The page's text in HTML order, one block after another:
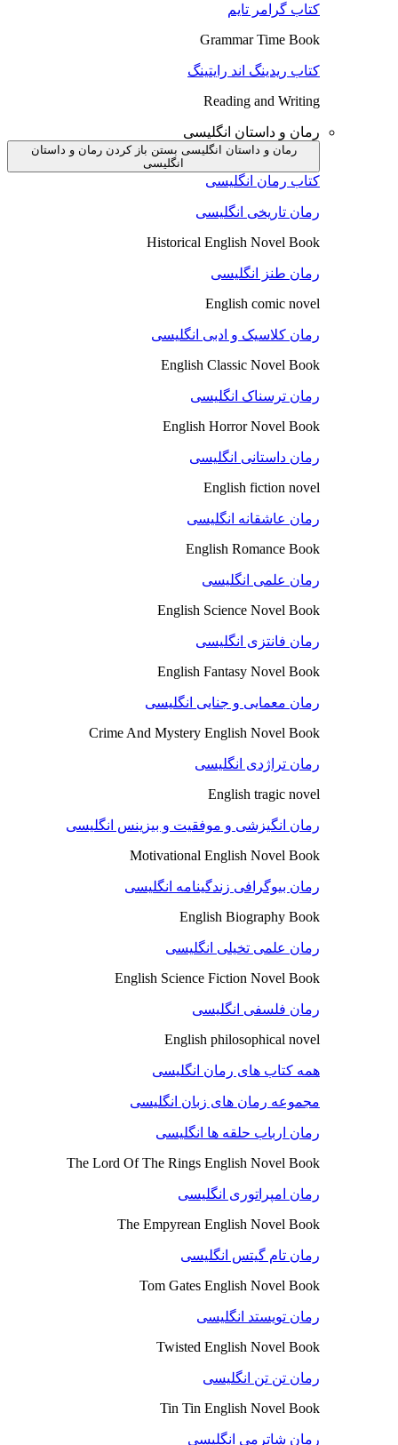
کتاب گرامر تایم
Grammar Time Book
کتاب ریدینگ اند رایتینگ
Reading and Writing
رمان و داستان انگلیسی
رمان و داستان انگلیسی بستن باز کردن رمان و داستان
انگلیسی
کتاب رمان انگلیسی
رمان تاریخی انگلیسی
Historical English Novel Book
رمان طنز انگلیسی
English comic novel
رمان کلاسیک و ادبی انگلیسی
English Classic Novel Book
رمان ترسناک انگلیسی
English Horror Novel Book
رمان داستانی انگلیسی
English fiction novel
رمان عاشقانه انگلیسی
English Romance Book
رمان علمی انگلیسی
English Science Novel Book
رمان فانتزی انگلیسی
English Fantasy Novel Book
رمان معمایی و جنایی انگلیسی
Crime And Mystery English Novel Book
رمان تراژدی انگلیسی
English tragic novel
رمان انگیزشی و موفقیت و بیزینس انگلیسی
Motivational English Novel Book
رمان بیوگرافی زندگینامه انگلیسی
English Biography Book
رمان علمی تخیلی انگلیسی
English Science Fiction Novel Book
رمان فلسفی انگلیسی
English philosophical novel
همه کتاب های رمان انگلیسی
مجموعه رمان های زبان انگلیسی
رمان ارباب حلقه ها انگلیسی
The Lord Of The Rings English Novel Book
رمان امپراتوری انگلیسی
The Empyrean English Novel Book
رمان تام گیتس انگلیسی
Tom Gates English Novel Book
رمان تویستد انگلیسی
Twisted English Novel Book
رمان تن تن انگلیسی
Tin Tin English Novel Book
رمان شاترمی انگلیسی